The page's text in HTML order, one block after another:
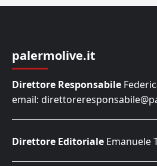
palermolive.it
Direttore Responsabile
email:
Direttore Editoriale Emanuele